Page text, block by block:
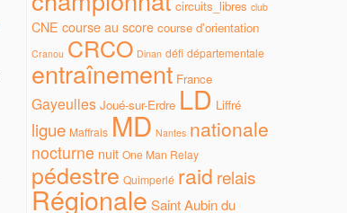
circuits_libres club
CNE course au score course d'orientation
Cranou CRCO Dinan défi départementale
entraînement France
Gayeulles Joué-sur-Erdre LD Liffré
ligue Maffrais MD Nantes nationale
nocturne nuit One Man Relay
pédestre Quimperlé raid relais
Régionale Saint Aubin du